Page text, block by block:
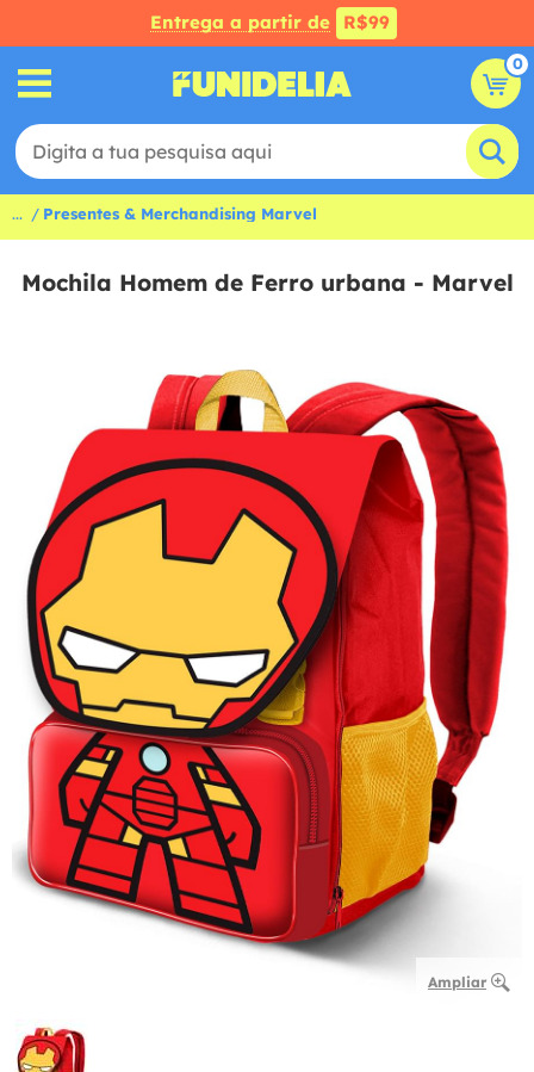
Entrega a partir de R$99
0
... Presentes & Merchandising Marvel
Mochila Homem de Ferro urbana - Marvel
Ampliar